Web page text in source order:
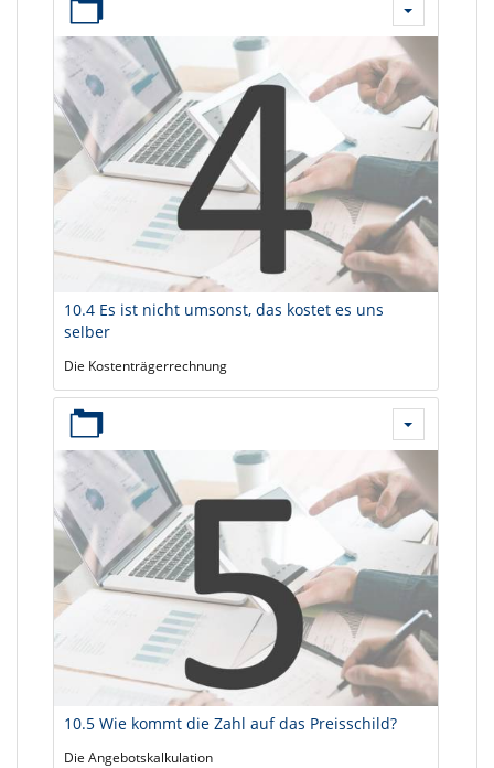
10.4 Es ist nicht umsonst, das kostet es uns
selber
Die Kostenträgerrechnung
10.5 Wie kommt die Zahl auf das Preisschild?
Die Angebotskalkulation